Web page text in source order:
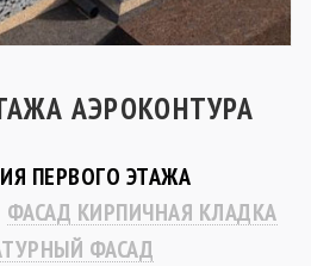
АЭРОКОНТУРА
ПЕРВОГО ЭТАЖА
ФАСАД КИРПИЧНАЯ КЛАДКА
ФАСАД